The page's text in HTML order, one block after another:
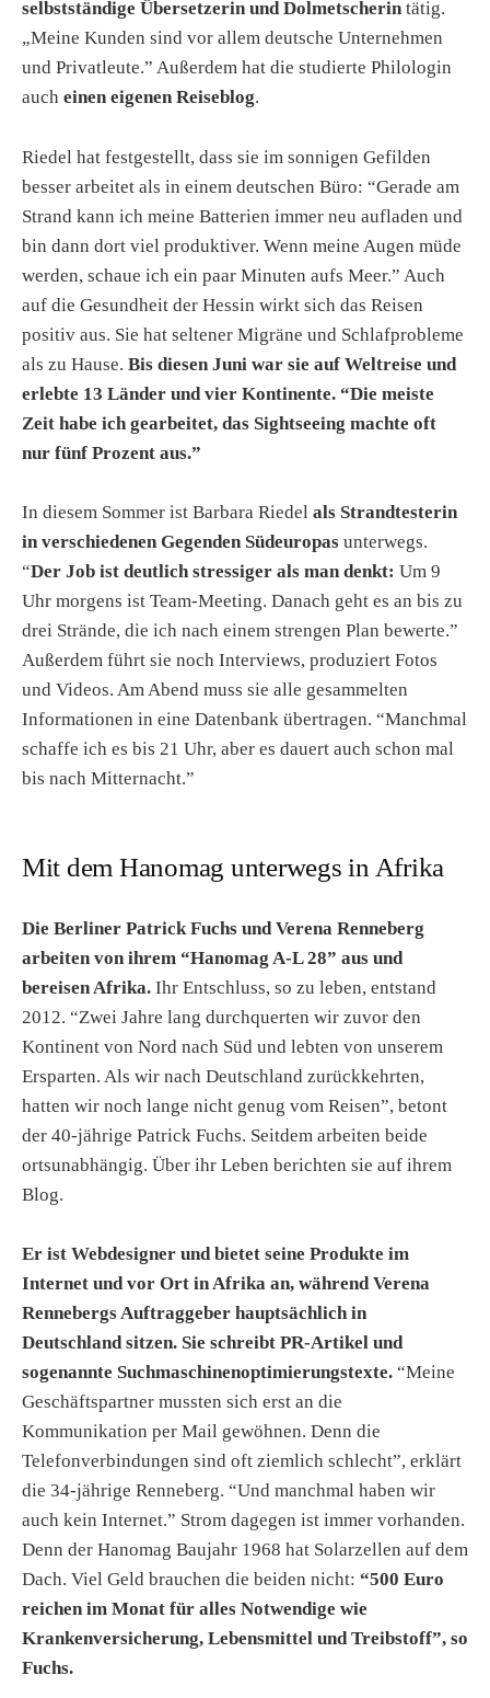
selbstständige Übersetzerin und Dolmetscherintätig.
„Meine Kunden sind vor allem deutsche Unternehmen
und Privatleute.” Außerdem hat die studierte Philologin
auch einen eigenen Reiseblog.
Riedel hat festgestellt, dass sie im sonnigen Gefilden
besser arbeitet als in einem deutschen Büro: “Gerade am
Strand kann ich meine Batterien immer neu aufladen und
bin dann dort viel produktiver. Wenn meine Augen müde
werden, schaue ich ein paar Minuten aufs Meer.” Auch
auf die Gesundheit der Hessin wirkt sich das Reisen
positiv aus. Sie hat seltener Migräne und Schlafprobleme
als zu Hause. Bis diesen Juni war sie auf Weltreise und
erlebte 13 Länder und vier Kontinente. “Die meiste
Zeit habe ich gearbeitet, das Sightseeing machte oft
nur fünf Prozent aus.”
In diesem Sommer ist Barbara Riedel als Strandtesterin
in verschiedenen Gegenden Südeuropas unterwegs.
“Der Job ist deutlich stressiger als man denkt: Um 9
Uhr morgens ist Team-Meeting. Danach geht es an bis zu
drei Strände, die ich nach einem strengen Plan bewerte.”
Außerdem führt sie noch Interviews, produziert Fotos
und Videos. Am Abend muss sie alle gesammelten
Informationen in eine Datenbank übertragen. “Manchmal
schaffe ich es bis 21 Uhr, aber es dauert auch schon mal
bis nach Mitternacht.”
Mit dem Hanomag unterwegs in Afrika
Die Berliner Patrick Fuchs und Verena Renneberg
arbeiten von ihrem “Hanomag A-L 28” aus und
bereisen Afrika. Ihr Entschluss, so zu leben, entstand
2012. “Zwei Jahre lang durchquerten wir zuvor den
Kontinent von Nord nach Süd und lebten von unserem
Ersparten. Als wir nach Deutschland zurückkehrten,
hatten wir noch lange nicht genug vom Reisen”, betont
der 40-jährige Patrick Fuchs. Seitdem arbeiten beide
ortsunabhängig. Über ihr Leben berichten sie auf ihrem
Blog.
Er ist Webdesigner und bietet seine Produkte im
Internet und vor Ort in Afrika an, während Verena
Rennebergs Auftraggeber hauptsächlich in
Deutschland sitzen. Sie schreibt PR-Artikel und
sogenannte Suchmaschinenoptimierungstexte. “Meine
Geschäftspartner mussten sich erst an die
Kommunikation per Mail gewöhnen. Denn die
Telefonverbindungen sind oft ziemlich schlecht”, erklärt
die 34-jährige Renneberg. “Und manchmal haben wir
auch kein Internet.” Strom dagegen ist immer vorhanden.
Denn der Hanomag Baujahr 1968 hat Solarzellen auf dem
Dach. Viel Geld brauchen die beiden nicht: “500 Euro
reichen im Monat für alles Notwendige wie
Krankenversicherung, Lebensmittel und Treibstoff”, so
Fuchs.